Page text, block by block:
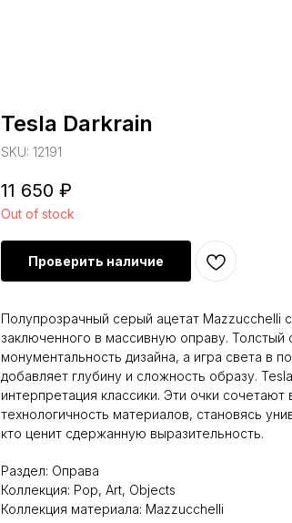
Tesla Darkrain
SKU: 12191
11 650 ₽
Out of stock
Проверить наличие
Полупрозрачный серый ацетат Mazzucchelli
заключенного в массивную оправу. Толстый
монументальность дизайна, а игра света в
добавляет глубину и сложность образу.
интерпретация классики. Эти очки
технологичность материалов, становясь
кто ценит сдержанную выразительность.
Раздел: Оправа
Коллекция: Pop, Art, Objects
Коллекция материала: Mazzucchelli